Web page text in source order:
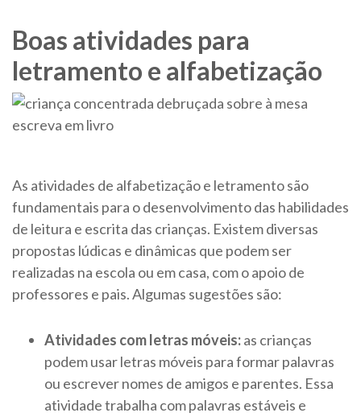
Boas atividades para
letramento e alfabetização
As atividades de alfabetização e letramento são
fundamentais para o desenvolvimento das habilidades
de leitura e escrita das crianças. Existem diversas
propostas lúdicas e dinâmicas que podem ser
realizadas na escola ou em casa, com o apoio de
professores e pais. Algumas sugestões são:
Atividades com letras móveis:as crianças
podem usar letras móveis para formar palavras
ou escrever nomes de amigos e parentes. Essa
atividade trabalha com palavras estáveis e